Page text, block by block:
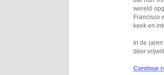
wereld
Francisco
keek en
In de
door
Continue